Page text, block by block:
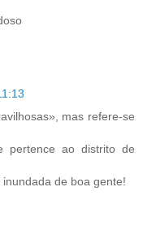
mas refere-se
pertence ao distrito de
de boa gente!